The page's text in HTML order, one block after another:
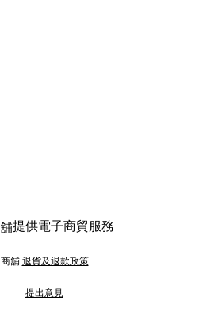
提供電子商貿服務
商舖 退貨及退款政策
提出意見